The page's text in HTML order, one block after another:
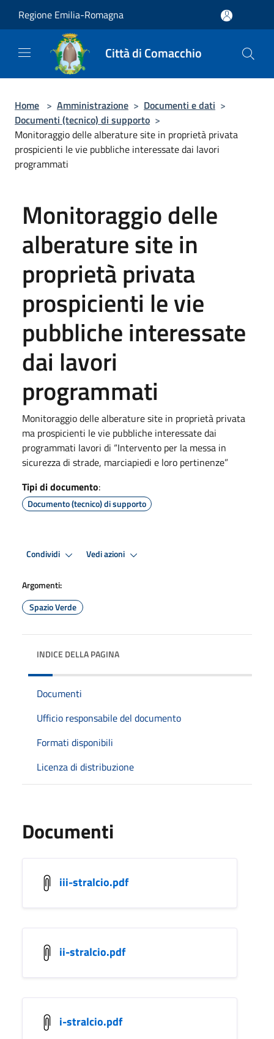
Regione Emilia-Romagna
Città di Comacchio
Home > Amministrazione > Documenti e dati >
Documenti (tecnico) di supporto >
Monitoraggio delle alberature site in proprietà privata
prospicienti le vie pubbliche interessate dai lavori
programmati
Monitoraggio delle
alberature site in
proprietà privata
prospicienti le vie
pubbliche interessate
dai lavori
programmati
Monitoraggio delle alberature site in proprietà privata
ma prospicienti le vie pubbliche interessate dai
programmati lavori di “Intervento per la messa in
sicurezza di strade, marciapiedi e loro pertinenze”
Tipi di documento:
Documento (tecnico) di supporto
Condividi Vedi azioni
Argomenti:
Spazio Verde
INDICE DELLA PAGINA
Documenti
Ufficio responsabile del documento
Formati disponibili
Licenza di distribuzione
Documenti
iii-stralcio.pdf
ii-stralcio.pdf
i-stralcio.pdf